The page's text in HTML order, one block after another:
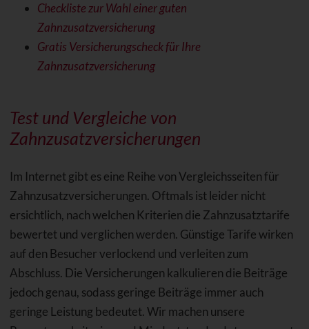
Checkliste zur Wahl einer guten
Zahnzusatzversicherung
Gratis Versicherungscheck für Ihre
Zahnzusatzversicherung
Test und Vergleiche von
Zahnzusatzversicherungen
Im Internet gibt es eine Reihe von Vergleichsseiten für
Zahnzusatzversicherungen. Oftmals ist leider nicht
ersichtlich, nach welchen Kriterien die Zahnzusatztarife
bewertet und verglichen werden. Günstige Tarife wirken
auf den Besucher verlockend und verleiten zum
Abschluss. Die Versicherungen kalkulieren die Beiträge
jedoch genau, sodass geringe Beiträge immer auch
geringe Leistung bedeutet. Wir machen unsere